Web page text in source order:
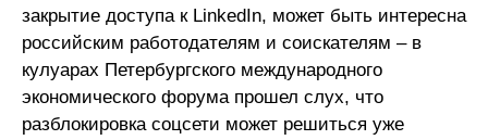
закрытие доступа к LinkedIn, может быть интересна
российским работодателям и соискателям – в
кулуарах Петербургского международного
экономического форума прошел слух, что
разблокировка соцсети может решиться уже